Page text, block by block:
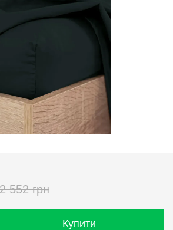
2 552 грн
Купити